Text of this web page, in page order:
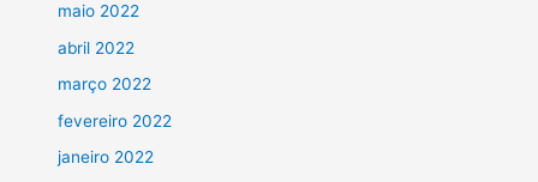
maio 2022
abril 2022
março 2022
fevereiro 2022
janeiro 2022